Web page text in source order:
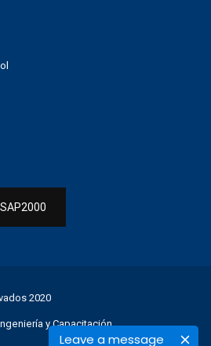
Leave a message
2020
y Capacitación